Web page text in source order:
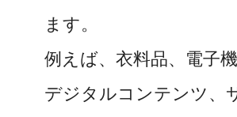
ます。
例えば、衣料品、電子機
デジタルコンテンツ、